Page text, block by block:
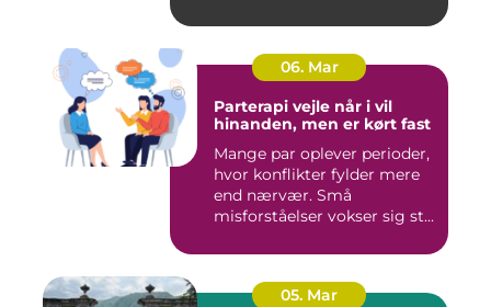
06. Mar
Parterapi vejle når i vil
hinanden, men er kørt fast
Mange par oplever perioder,
hvor konflikter fylder mere
end nærvær. Små
misforståelser vokser sig st...
05. Mar